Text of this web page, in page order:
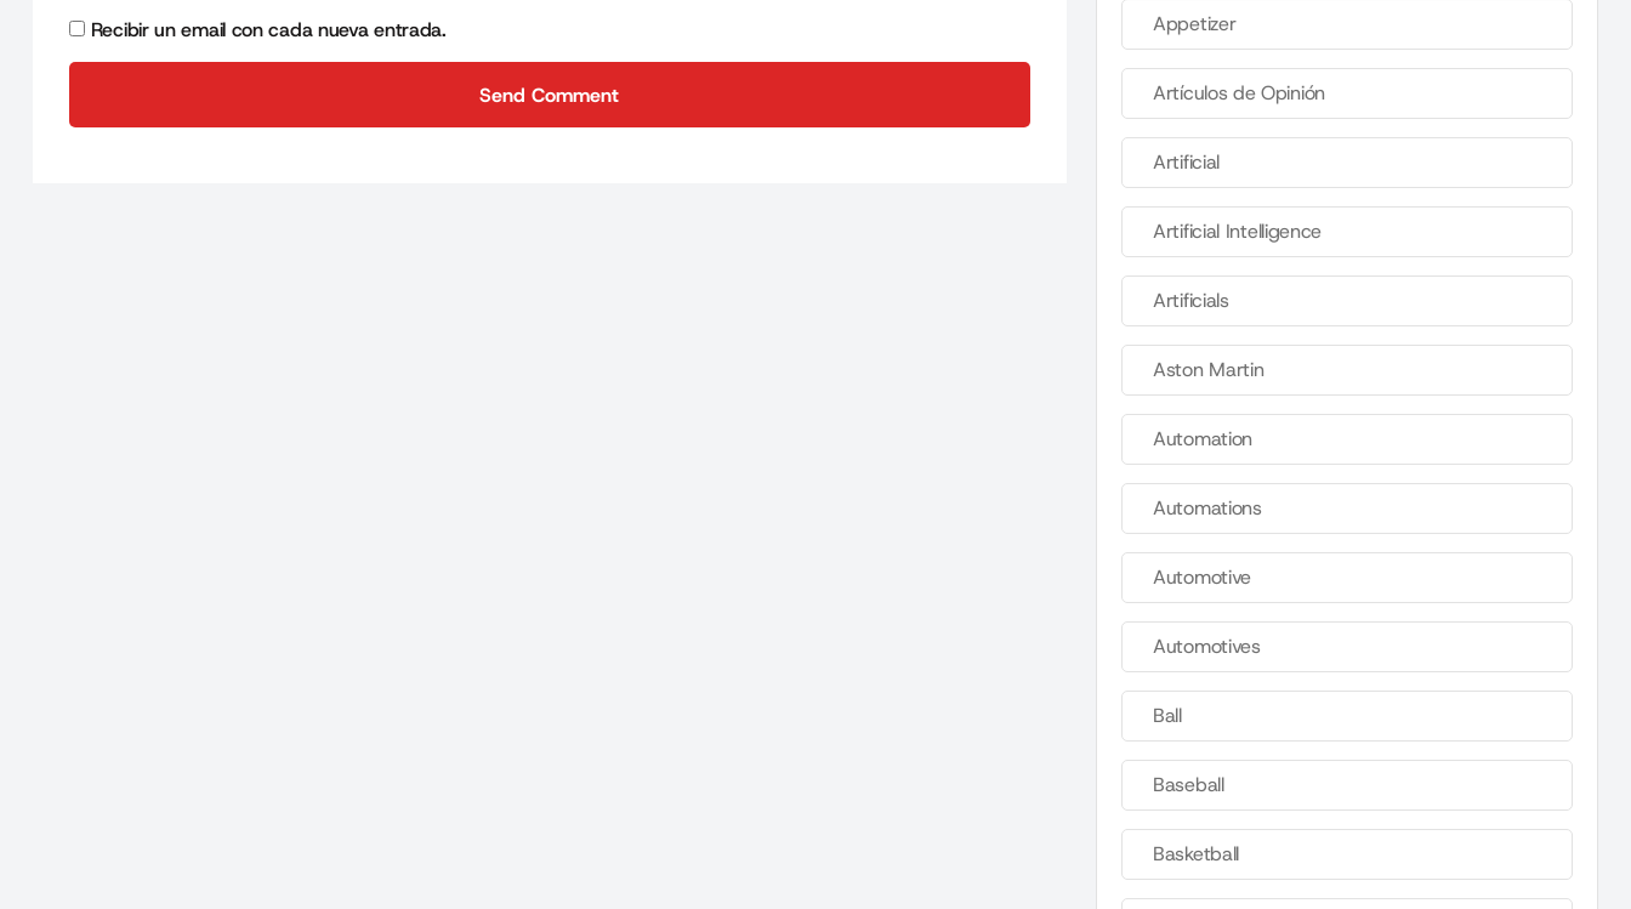
Recibir un email con cada nueva entrada.
Send Comment
Appetizer
Artículos de Opinión
Artificial
Artificial Intelligence
Artificials
Aston Martin
Automation
Automations
Automotive
Automotives
Ball
Baseball
Basketball